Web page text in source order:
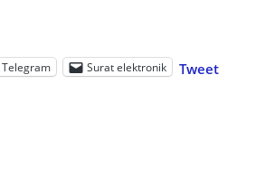
Telegram Surat elektronik Tweet